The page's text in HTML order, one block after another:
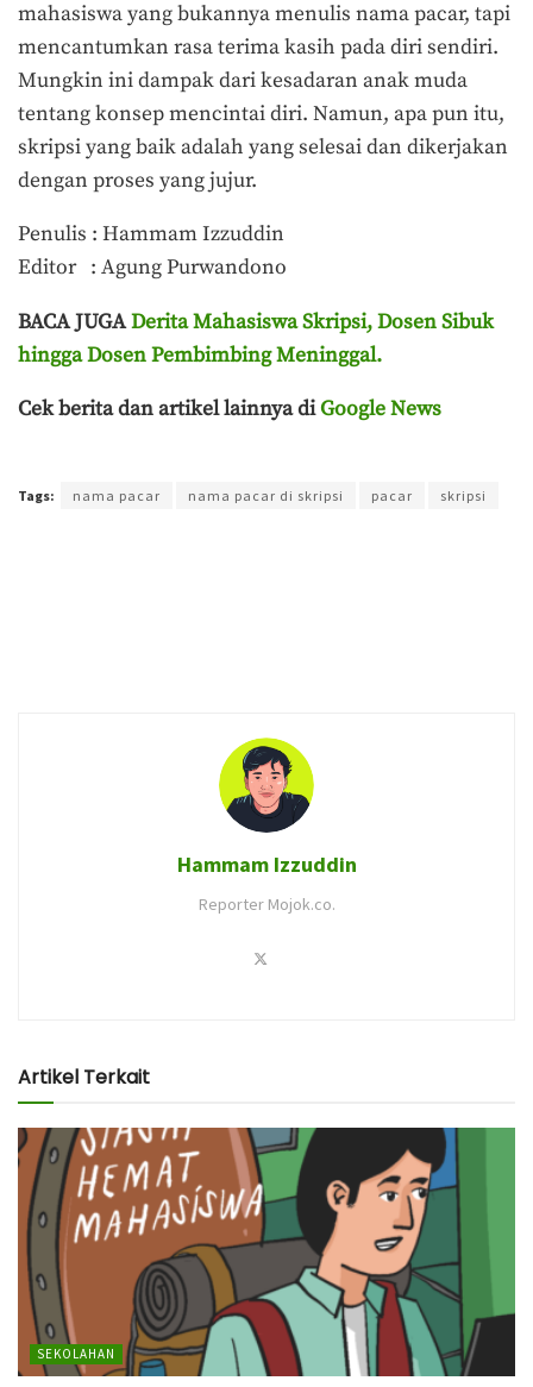
mahasiswa yang bukannya menulis nama pacar, tapi
mencantumkan rasa terima kasih pada diri sendiri.
Mungkin ini dampak dari kesadaran anak muda
tentang konsep mencintai diri. Namun, apa pun itu,
skripsi yang baik adalah yang selesai dan dikerjakan
dengan proses yang jujur.
Penulis : Hammam Izzuddin
Editor : Agung Purwandono
BACA JUGADerita Mahasiswa Skripsi, Dosen Sibuk
hingga Dosen Pembimbing Meninggal.
Cek berita dan artikel lainnya diGoogle News
Tags: nama pacar nama pacar di skripsi pacar skripsi
Hammam Izzuddin
Reporter Mojok.co.
Artikel Terkait
SEKOLAHAN